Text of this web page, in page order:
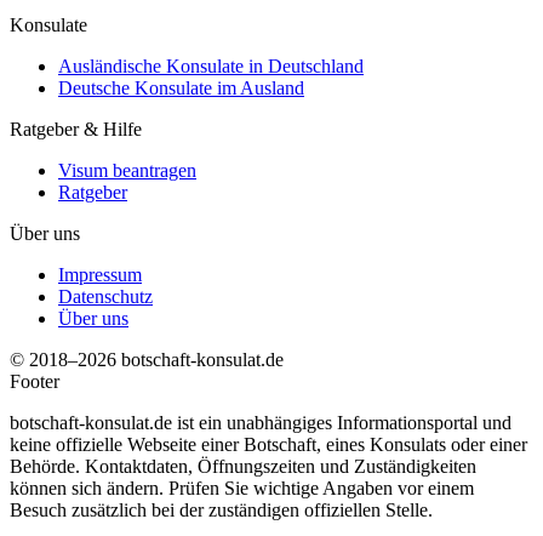
Konsulate
Ausländische Konsulate in Deutschland
Deutsche Konsulate im Ausland
Ratgeber & Hilfe
Visum beantragen
Ratgeber
Über uns
Impressum
Datenschutz
Über uns
© 2018–2026 botschaft-konsulat.de
Footer
botschaft-konsulat.de ist ein unabhängiges Informationsportal und
keine offizielle Webseite einer Botschaft, eines Konsulats oder einer
Behörde. Kontaktdaten, Öffnungszeiten und Zuständigkeiten
können sich ändern. Prüfen Sie wichtige Angaben vor einem
Besuch zusätzlich bei der zuständigen offiziellen Stelle.